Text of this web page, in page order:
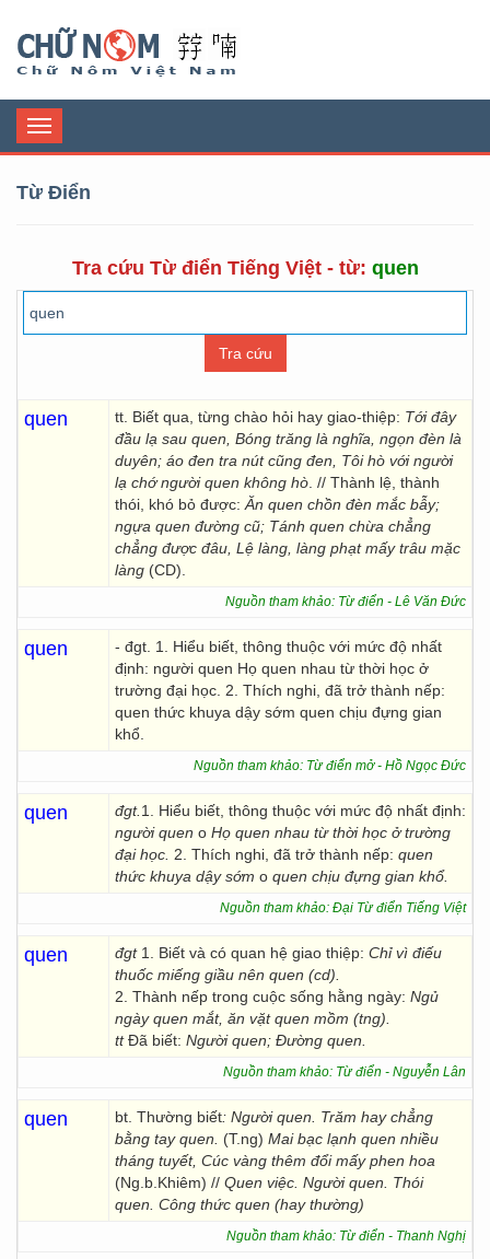
Toggle
navigation
Từ Điển
Tra cứu Từ điển Tiếng Việt - từ: quen
quen tt. Biết qua, từng chào hỏi hay giao-thiệp: Tới đây
đầu lạ sau quen, Bóng trăng là nghĩa, ngọn đèn là
duyên; áo đen tra nút cũng đen, Tôi hò với người
lạ chớ người quen không hò . // Thành lệ, thành
thói, khó bỏ được: Ăn quen chồn đèn mắc bẫy;
ngựa quen đường cũ; Tánh quen chừa chẳng
chẳng được đâu, Lệ làng, làng phạt mấy trâu mặc
làng (CD).
Nguồn tham khảo: Từ điển - Lê Văn Đức
quen
- đgt. 1. Hiểu biết, thông thuộc với mức độ nhất
định: người quen Họ quen nhau từ thời học ở
trường đại học. 2. Thích nghi, đã trở thành nếp:
quen thức khuya dậy sớm quen chịu đựng gian
khổ.
Nguồn tham khảo: Từ điển mở - Hồ Ngọc Đức
quen đgt. 1. Hiểu biết, thông thuộc với mức độ nhất định:
người quen o Họ quen nhau từ thời học ở trường
đại học. 2. Thích nghi, đã trở thành nếp: quen
thức khuya dậy sớm o quen chịu đựng gian khổ.
Nguồn tham khảo: Đại Từ điển Tiếng Việt
quen đgt 1. Biết và có quan hệ giao thiệp: Chỉ vì điếu
thuốc miếng giầu nên quen (cd).
2. Thành nếp trong cuộc sống hằng ngày: Ngủ
ngày quen mắt, ăn vặt quen mồm (tng).
ttĐã biết: Người quen; Đường quen.
Nguồn tham khảo: Từ điển - Nguyễn Lân
quen bt. Thường biết: Người quen. Trăm hay chẳng
bằng tay quen. (T.ng) Mai bạc lạnh quen nhiều
tháng tuyết, Cúc vàng thêm đổi mấy phen hoa
(Ng.b.Khiêm) // Quen việc. Người quen. Thói
quen. Công thức quen (hay thường)
Nguồn tham khảo: Từ điển - Thanh Nghị